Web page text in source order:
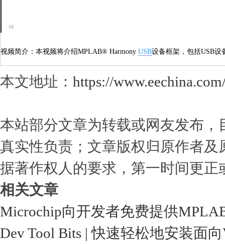
视频简介：本视频将介绍MPLAB® Harmony USB设备框架，包括USB设
本文地址： https://
本站部分文章为转载或网友发布
真实性负责；文章版权归原作者
据著作权人的要求，第一时间更正
相关文章
Microchip向开发者免费提供
Dev Tool Bits | 快速轻松地安装面